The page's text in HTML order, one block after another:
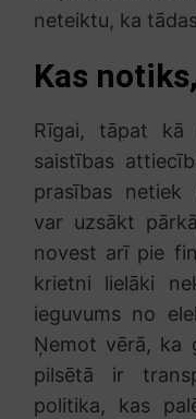
neteiktu, ka
Kas
Rīgai, tāpat kā
saistības
prasības netiek
var uzsākt
novest arī pie
krietni lielāki
ieguvums no
Ņemot vērā, ka
pilsētā ir
politika, kas